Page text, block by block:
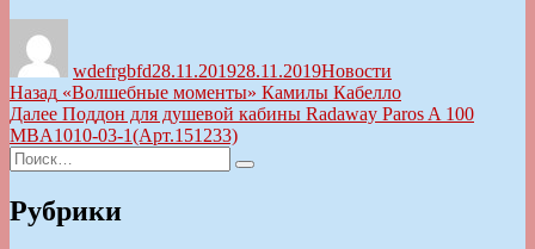
wdefrgbfd28.11.201928.11.2019Новости
Навигация
по
записям
Назад Предыдущая
запись:
«Волшебные моменты» Камилы Кабелло
Далее Следующая
запись:
Поддон для душевой кабины Radaway Paros A 100
MBA1010-03-1(Арт.151233)
Искать:
Поиск
Рубрики